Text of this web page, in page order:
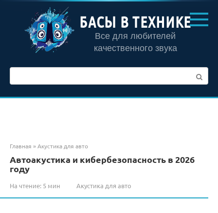
контенту
БАСЫ В ТЕХНИКЕ
Все для любителей
качественного звука
Главная »Акустика для авто
Автоакустика и кибербезопасность в 2026
году
На чтение: 5 мин Акустика для авто